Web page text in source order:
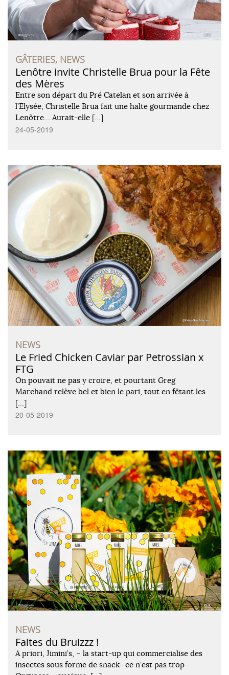
GÂTERIES, NEWS
Lenôtre invite Christelle Brua pour la Fête
des Mères
Entre son départ du Pré Catelan et son arrivée à
l’Elysée, Christelle Brua fait une halte gourmande chez
Lenôtre… Aurait-elle […]
24-05-2019
NEWS
Le Fried Chicken Caviar par Petrossian x
FTG
On pouvait ne pas y croire, et pourtant Greg
Marchand relève bel et bien le pari, tout en fêtant les
[…]
20-05-2019
NEWS
Faites du Bruizzz !
A priori, Jimini’s, – la start-up qui commercialise des
insectes sous forme de snack- ce n’est pas trop